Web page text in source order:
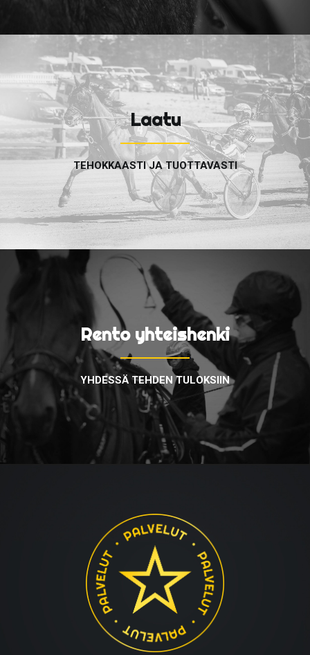
Rento yhteishenki
YHDESSÄ TEHDEN TULOKSIIN
Laatu
TEHOKKAASTI JA TUOTTAVASTI